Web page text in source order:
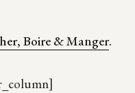
Boire & Manger.